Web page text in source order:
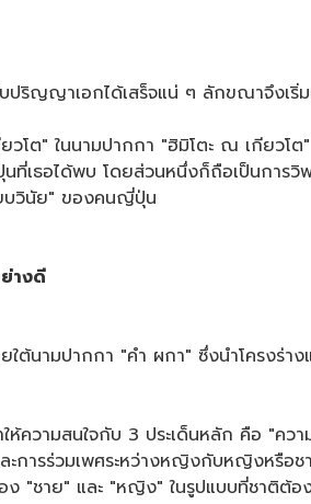
บปริญญาเอกได้เสร็จแน่ ๆ ลักขณาจึงเ
วโต" ในนามปากกา "ฮิมิโตะ ณ เกียว
เธอได้พบ โดยส่วนหนึ่งก็ถือเป็นการวิ
บวินัย" ของคนญี่ปุ่น
างดี
นามปากกา "คำ ผกา" ซึ่งนำโครงร่า
วามสนใจกับ 3 ประเด็นหลัก คือ "ค
ละการร่วมเพศระหว่างหญิงกับหญิงหรื
"ชาย" และ "หญิง" ในรูปแบบที่ชาติต้